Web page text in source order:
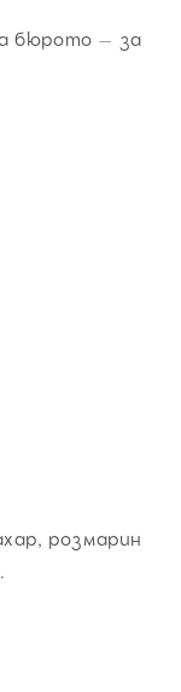
бюрото – за
розмарин